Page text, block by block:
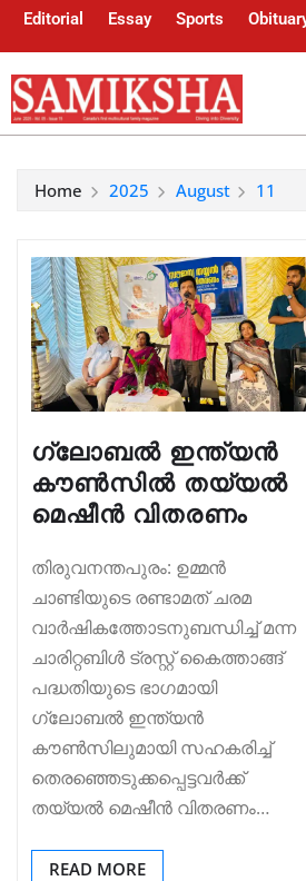
Editorial Essay Sports
Home 2025 August 11
ഗ്ലോബൽ ഇന്ത്യൻ
കൗൺസിൽ തയ്യൽ
മെഷീൻ വിതരണം
തിരുവനന്തപുരം: ഉമ്മൻ
ചാണ്ടിയുടെ രണ്ടാമത് ചരമ
വാർഷികത്തോടനുബന്ധിച്ച് മന്ന
ചാരിറ്റബിൾ ട്രസ്റ്റ് കൈത്താങ്ങ്
പദ്ധതിയുടെ ഭാഗമായി
ഗ്ലോബൽ ഇന്ത്യൻ
കൗൺസിലുമായി സഹകരിച്ച്
തെരഞ്ഞെടുക്കപ്പെട്ടവർക്ക്
തയ്യൽ മെഷീൻ വിതരണം…
READ MORE